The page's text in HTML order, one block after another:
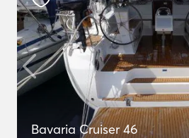
Bavaria Cruiser 46